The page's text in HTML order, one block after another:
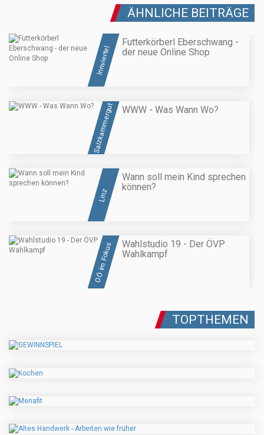
ÄHNLICHE BEITRÄGE
Innviertel
Futterkörberl Eberschwang -
der neue Online Shop
Salzkammergut WWW - Was Wann Wo?
Linz
Wann soll mein Kind sprechen
können?
OÖ im Fokus
Wahlstudio 19 - Der ÖVP
Wahlkampf
TOPTHEMEN